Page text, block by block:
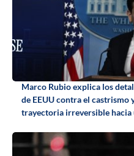
Marco Rubio explica los
de EEUU contra el castrismo
trayectoria irreversible